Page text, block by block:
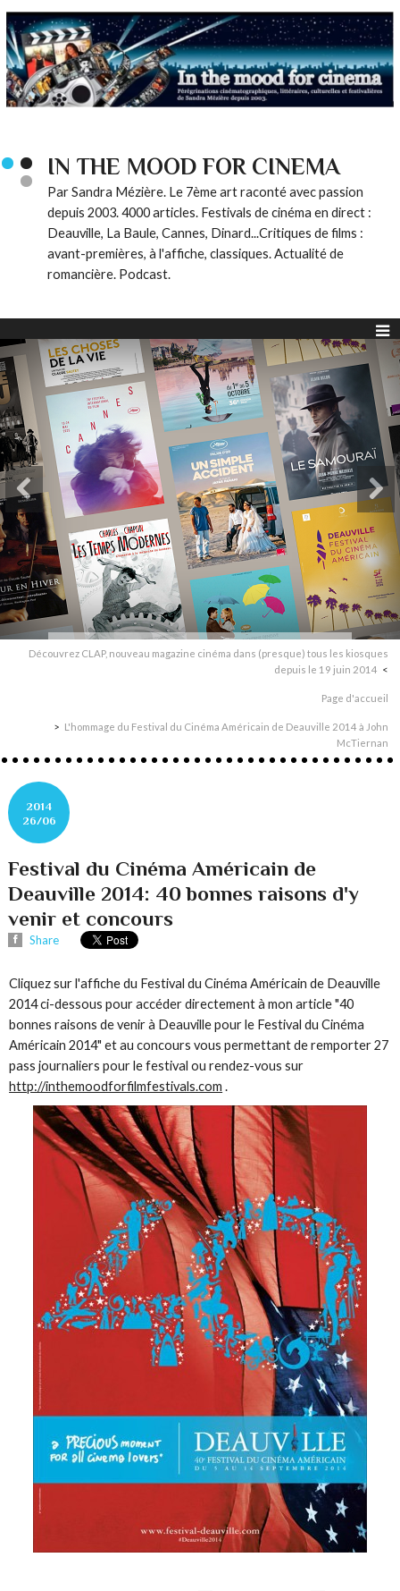
IN THE MOOD FOR CINEMA
Par Sandra Mézière. Le 7ème art raconté avec passion
depuis 2003. 4000 articles. Festivals de cinéma en direct :
Deauville, La Baule, Cannes, Dinard...Critiques de films :
avant-premières, à l'affiche, classiques. Actualité de
romancière. Podcast.
Découvrez CLAP, nouveau magazine cinéma dans (presque) tous les kiosques
depuis le 19 juin 2014
Page d'accueil
L'hommage du Festival du Cinéma Américain de Deauville 2014 à John
McTiernan
2014
26/06
Festival du Cinéma Américain de
Deauville 2014: 40 bonnes raisons d'y
venir et concours
Share
Cliquez sur l'affiche du Festival du Cinéma Américain de Deauville
2014 ci-dessous pour accéder directement à mon article "40
bonnes raisons de venir à Deauville pour le Festival du Cinéma
Américain 2014" et au concours vous permettant de remporter 27
pass journaliers pour le festival ou rendez-vous sur
http://inthemoodforfilmfestivals.com .